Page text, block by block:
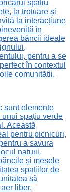
spațiu
la trotuare și
la interacțiune
în
băncii ideale
pentru a se
în contextul
comunității.
sunt elemente
spațiu verde
Această
pentru picnicuri,
a savura
naturii.
și mesele
spațiilor de
să
liber.